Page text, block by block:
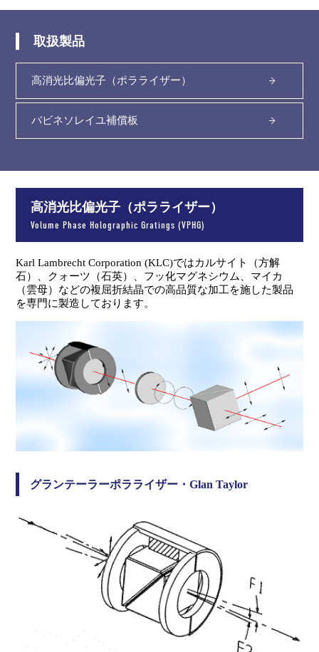
取扱製品
高消光比偏光子（ポラライザー）
バビネソレイユ補償板
高消光比偏光子（ポラライザー）
Volume Phase Holographic Gratings (VPHG)
Karl Lambrecht Corporation (KLC)ではカルサイト（方解
石）、クォーツ（石英）、フッ化マグネシウム、マイカ
（雲母）などの複屈折結晶での高品質な加工を施した製品
を専門に製造しております。
グランテーラーポラライザー・Glan Taylor